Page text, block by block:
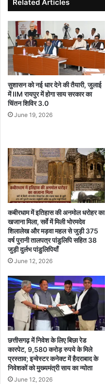
ष
ण
का
आ
रो
म
ध्य
प्र
गि
र
फ्ता
र
,
ती
न
आ
रो
पि
यों
से
वै
ध
रा
ब
प्त
औ
र
दो
वि
ज
य
श
र्मा
ने
सु
नी
ज
न
स
,
क
ई
मां
गों
का
कि
या
मौ
के
प
र
नि
रा
क
ण
Related Articles
सुशासन को नई धार देने की तैयारी, जुलाई
में IIM रायपुर में होगा साय सरकार का
चिंतन शिविर 3.0
June 19, 2026
कबीरधाम में इतिहास की अनमोल धरोहर का
खजाना मिला, सर्वे में मिली भोरमदेव
शिलालेख और मड़वा महल से जुड़ी 375
वर्ष पुरानी तालपत्र पांडुलिपि सहित 38
जुड़ी दुर्लभ पांडुलिपियाँ
June 12, 2026
छत्तीसगढ़ में निवेश के लिए बिछा रेड
कारपेट, 9,580 करोड़ रुपये के मिले
प्रस्ताव; इन्वेस्टर कनेक्ट में हैदराबाद के
निवेशकों को मुख्यमंत्री साय का न्योता
June 12, 2026